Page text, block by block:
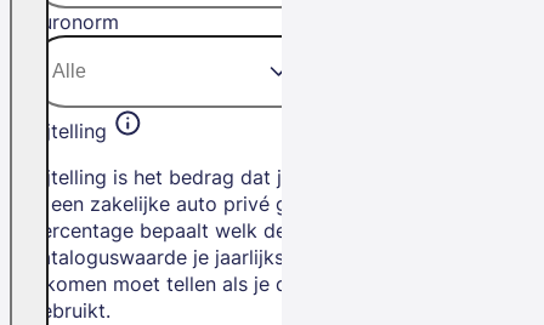
Euronorm
Bijtelling
Bijtelling is het bedrag dat je betaalt als
je een zakelijke auto privé gebruikt. Het
percentage bepaalt welk deel van de
cataloguswaarde je jaarlijks bij je
inkomen moet tellen als je de auto privé
gebruikt.